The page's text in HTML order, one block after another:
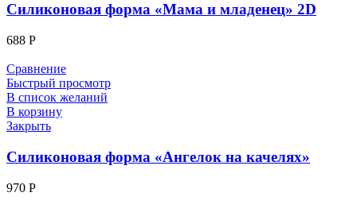
Силиконовая форма «Мама и младенец» 2D
688 Р
Сравнение
Быстрый просмотр
В список желаний
В корзину
Закрыть
Силиконовая форма «Ангелок на качелях»
970 Р